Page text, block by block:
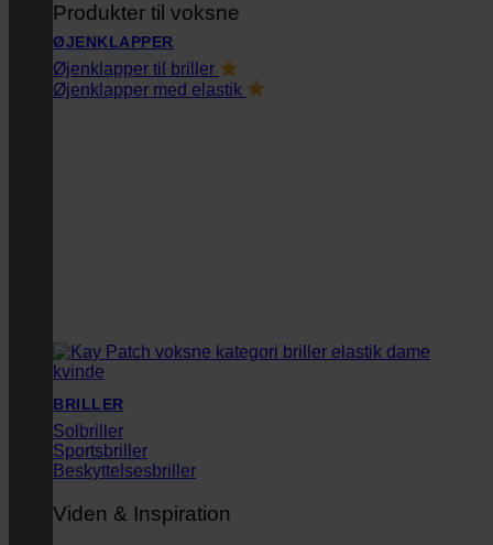
Produkter til voksne
ØJENKLAPPER
Øjenklapper til briller
Øjenklapper med elastik
BRILLER
Solbriller
Sportsbriller
Beskyttelsesbriller
Viden & Inspiration